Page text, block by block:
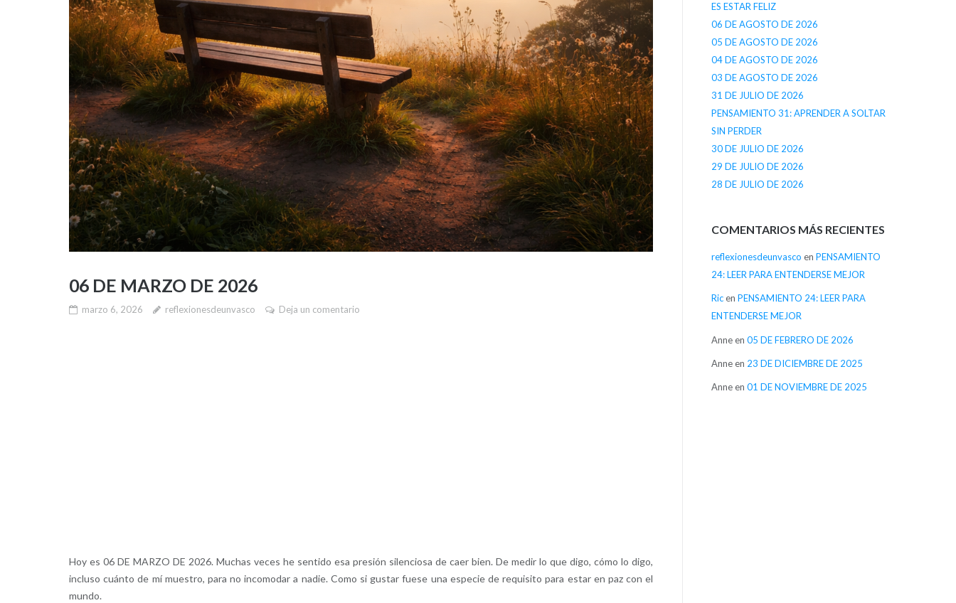
06 DE MARZO DE 2026
marzo 6, 2026 reflexionesdeunvasco Deja un comentario
Hoy es 06 DE MARZO DE 2026. Muchas veces he sentido esa presión silenciosa de caer bien. De medir lo que digo, cómo lo digo,
incluso cuánto de mí muestro, para no incomodar a nadie. Como si gustar fuese una especie de requisito para estar en paz con el
mundo.
ES ESTAR FELIZ
06 DE AGOSTO DE 2026
05 DE AGOSTO DE 2026
04 DE AGOSTO DE 2026
03 DE AGOSTO DE 2026
31 DE JULIO DE 2026
PENSAMIENTO 31: APRENDER A SOLTAR
SIN PERDER
30 DE JULIO DE 2026
29 DE JULIO DE 2026
28 DE JULIO DE 2026
COMENTARIOS MÁS RECIENTES
reflexionesdeunvasco en PENSAMIENTO
24: LEER PARA ENTENDERSE MEJOR
Ricen PENSAMIENTO 24: LEER PARA
ENTENDERSE MEJOR
Anneen 05 DE FEBRERO DE 2026
Anneen 23 DE DICIEMBRE DE 2025
Anneen 01 DE NOVIEMBRE DE 2025